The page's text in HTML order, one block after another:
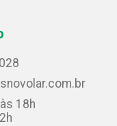
18h